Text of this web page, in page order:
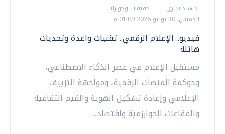
د.هند بدارى
تحقيقات وحوارات
الخميس، 30 يوليو 2026 01:09 م
فيديو.. الإعلام الرقمي.. تقنيات واعدة وتحديات
هائلة
مستقبل الإعلام في عصر الذكاء الاصطناعي،
وحوكمة المنصات الرقمية، ومواجهة التزييف
الإعلامي وإعادة تشكيل الهوية والقيم الثقافية
والفقاعات الخوارزمية واقتصاد...